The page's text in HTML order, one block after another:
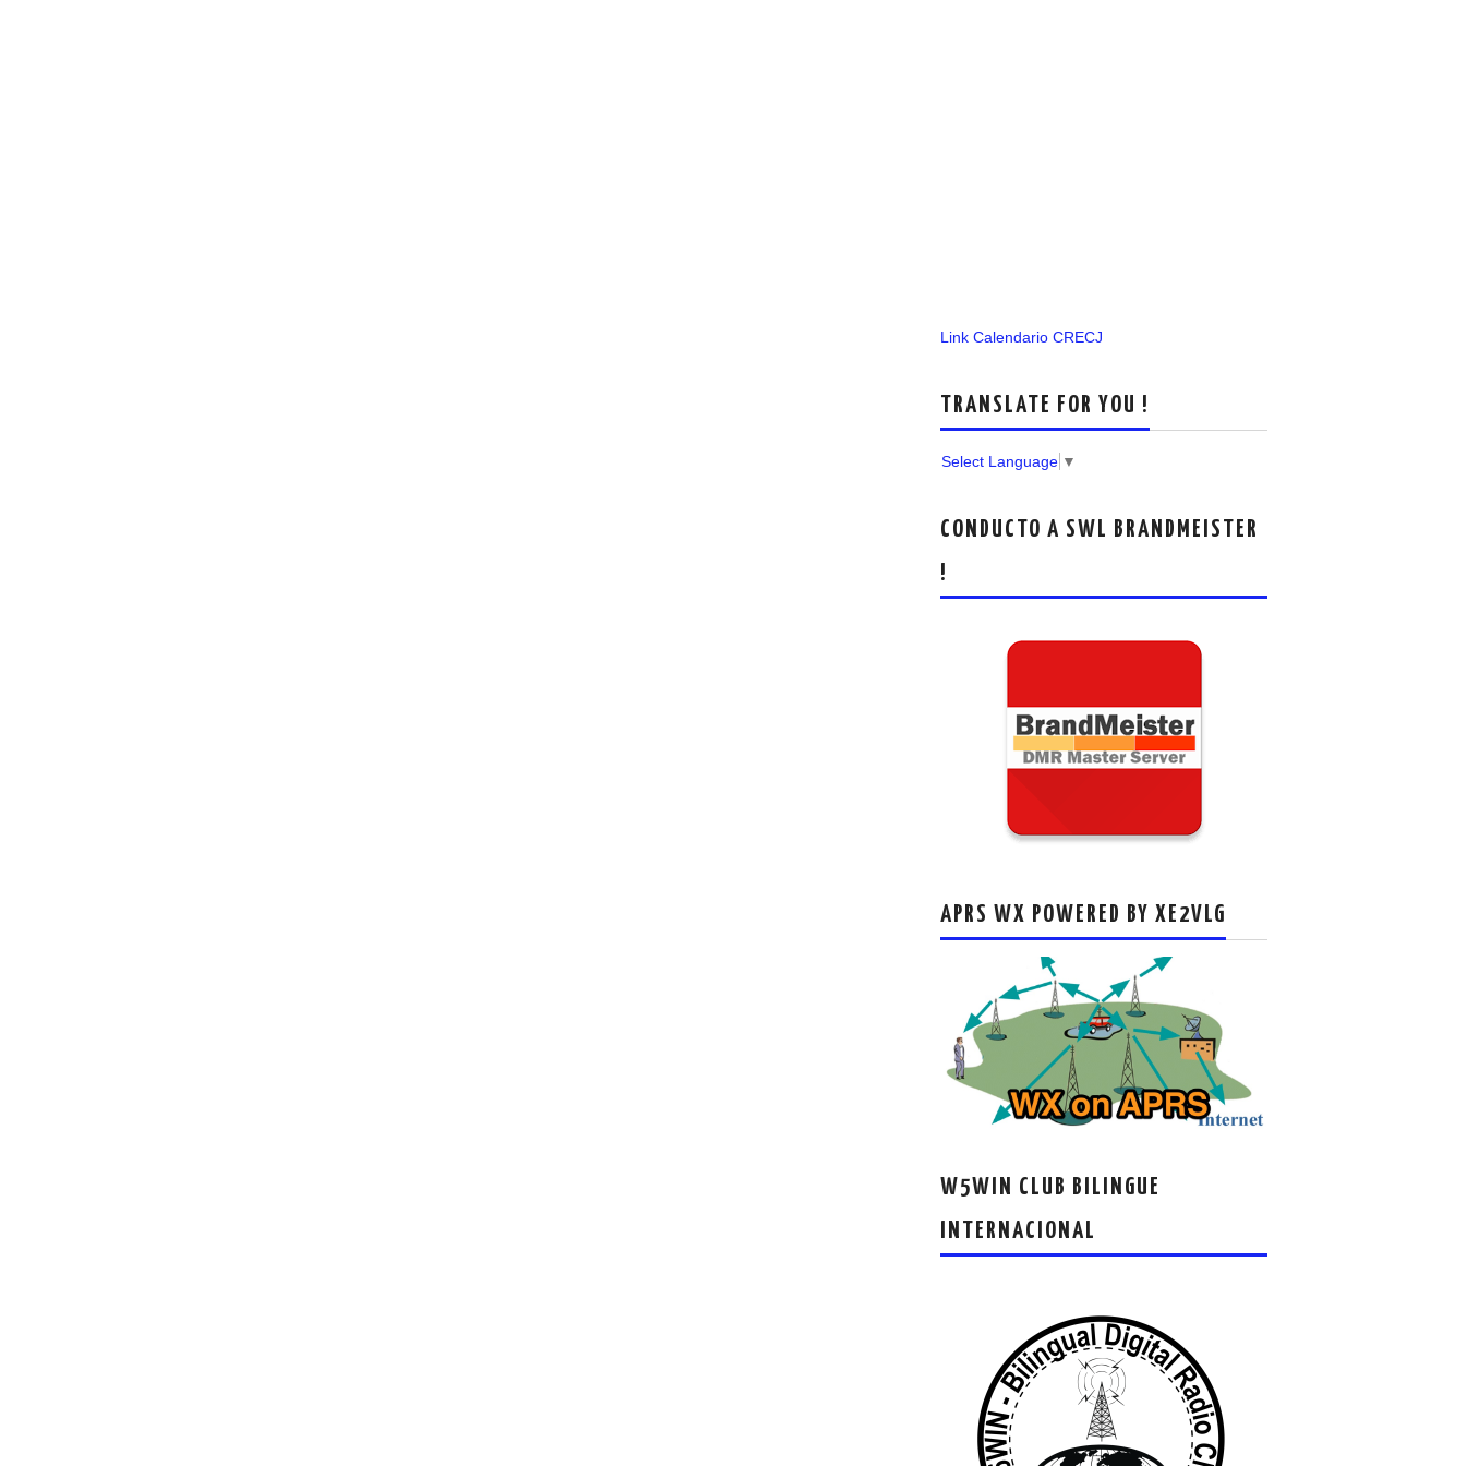
Link Calendario CRECJ
TRANSLATE FOR YOU !
Select Language ▼
CONDUCTO A SWL BRANDMEISTER
!
APRS WX POWERED BY XE2VLG
W5WIN CLUB BILINGUE
INTERNACIONAL